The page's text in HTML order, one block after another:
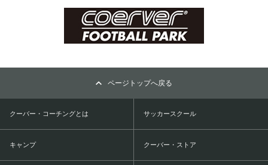
ページトップへ戻る
クーバー・コーチングとは サッカースクール
キャンプ クーバー・ストア